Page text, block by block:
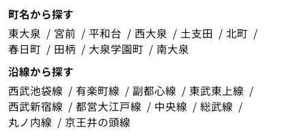
町名から探す
東大泉
宮前 平和台 西大泉 土支田
北町
春日町
田柄 大泉学園町
南大泉
沿線から探す
西武池袋線
有楽町線 副都心線
東武東上線
西武新宿線
都営大江戸線 中央線
総武線
丸ノ内線
京王井の頭線